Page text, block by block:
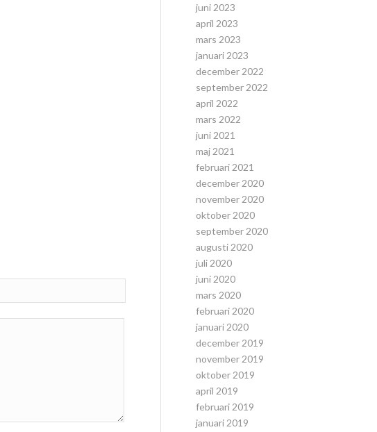
juni 2023
april 2023
mars 2023
januari 2023
december 2022
september 2022
april 2022
mars 2022
juni 2021
maj 2021
februari 2021
december 2020
november 2020
oktober 2020
september 2020
augusti 2020
juli 2020
juni 2020
mars 2020
februari 2020
januari 2020
december 2019
november 2019
oktober 2019
april 2019
februari 2019
januari 2019